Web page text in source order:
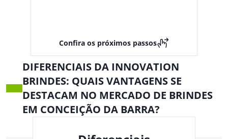
Confira os próximos passos
DIFERENCIAIS DA INNOVATION
BRINDES: QUAIS VANTAGENS SE
DESTACAM NO MERCADO DE BRINDES
EM CONCEIÇÃO DA BARRA?